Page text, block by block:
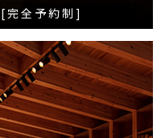
[完全予約制]